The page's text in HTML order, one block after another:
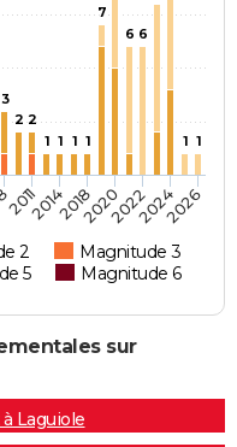
3
2 2
1 1 1 1
7
6 6
1 1
2
Magnitude 3
5 Magnitude 6
2011201420182020202220242026
sur
Laguiole